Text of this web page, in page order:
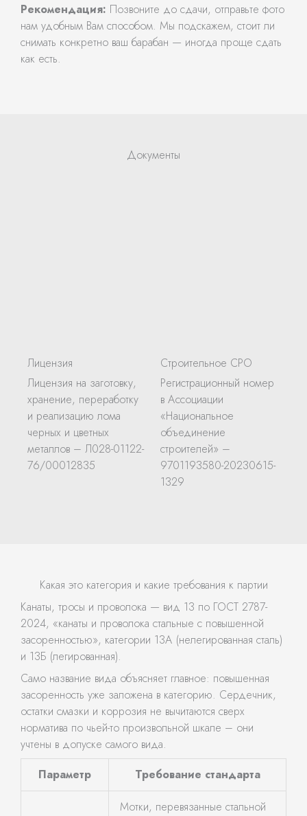
Рекомендация: Позвоните до сдачи, отправьте фото
нам удобным Вам способом. Мы подскажем, стоит ли
снимать конкретно ваш барабан — иногда проще сдать
как есть.
Документы
Лицензия
Лицензия на заготовку,
хранение, переработку
и реализацию лома
черных и цветных
металлов – Л028-01122-
76/00012835
Строительное СРО
Регистрационный номер
в Ассоциации
«Национальное
объединение
строителей» –
9701193580-20230615-
1329
Какая это категория и какие требования к партии
Канаты, тросы и проволока — вид 13 по ГОСТ 2787-
2024, «канаты и проволока стальные с повышенной
засоренностью», категории 13А (нелегированная сталь)
и 13Б (легированная).
Само название вида объясняет главное: повышенная
засоренность уже заложена в категорию. Сердечник,
остатки смазки и коррозия не вычитаются сверх
норматива по чьей-то произвольной шкале – они
учтены в допуске самого вида.
Параметр
Требование стандарта
Мотки, перевязанные стальной